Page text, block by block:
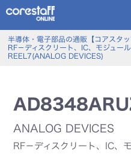
半導体・電子部品の通販【コアスタ
RF－ディスクリート、IC、モジュール
REEL7(ANALOG DEVICES)
ANALOG DEVICES
RF－ディスクリート、IC、